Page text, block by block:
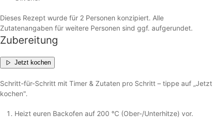
Dieses Rezept wurde für 2 Personen konzipiert. Alle
Zutatenangaben für weitere Personen sind ggf. aufgerundet.
Zubereitung
Jetzt kochen
Schritt-für-Schritt mit Timer & Zutaten pro Schritt – tippe auf „Jetzt
kochen".
Heizt euren Backofen auf 200 °C (Ober-/Unterhitze) vor.